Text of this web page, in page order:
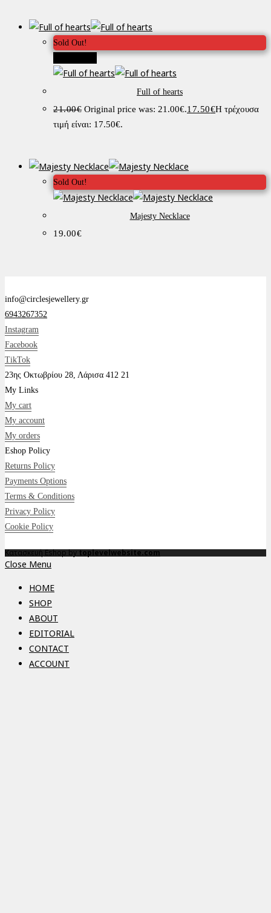
Sold Out!
Full of hearts
21.00€ Original price was: 21.00€.17.50€Η τρέχουσα
τιμή είναι: 17.50€.
Sold Out!
Majesty Necklace
19.00€
info@circlesjewellery.gr
6943267352
Instagram
Facebook
TikTok
23ης Οκτωβρίου 28, Λάρισα 412 21
My Links
My cart
My account
My orders
Eshop Policy
Returns Policy
Payments Options
Terms & Conditions
Privacy Policy
Cookie Policy
Κατασκευή Eshop bytoplevelwebsite.com
Close Menu
HOME
SHOP
ABOUT
EDITORIAL
CONTACT
ACCOUNT